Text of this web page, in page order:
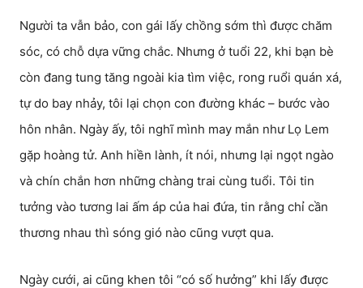
Người ta vẫn bảo, con gái lấy chồng sớm thì được chăm
sóc, có chỗ dựa vững chắc. Nhưng ở tuổi 22, khi bạn bè
còn đang tung tăng ngoài kia tìm việc, rong ruổi quán xá,
tự do bay nhảy, tôi lại chọn con đường khác – bước vào
hôn nhân. Ngày ấy, tôi nghĩ mình may mắn như Lọ Lem
gặp hoàng tử. Anh hiền lành, ít nói, nhưng lại ngọt ngào
và chín chắn hơn những chàng trai cùng tuổi. Tôi tin
tưởng vào tương lai ấm áp của hai đứa, tin rằng chỉ cần
thương nhau thì sóng gió nào cũng vượt qua.
Ngày cưới, ai cũng khen tôi “có số hưởng” khi lấy được